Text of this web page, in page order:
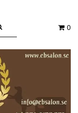
0